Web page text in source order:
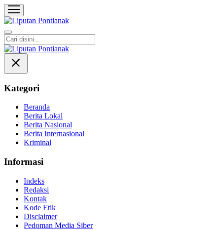
Liputan Pontianak
Berita Terkini dan TerUpdate
Kategori
Beranda
Berita Lokal
Berita Nasional
Berita Internasional
Kriminal
Informasi
Indeks
Redaksi
Kontak
Kode Etik
Disclaimer
Pedoman Media Siber